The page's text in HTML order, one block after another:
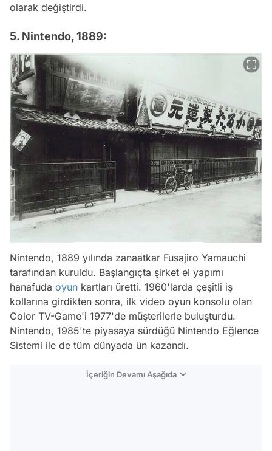
olarak değiştirdi.
5. Nintendo, 1889:
Nintendo, 1889 yılında zanaatkar Fusajiro Yamauchi
tarafından kuruldu. Başlangıçta şirket el yapımı
hanafuda oyun kartları üretti. 1960'larda çeşitli iş
kollarına girdikten sonra, ilk video oyun konsolu olan
Color TV-Game'i 1977'de müşterilerle buluşturdu.
Nintendo, 1985'te piyasaya sürdüğü Nintendo Eğlence
Sistemi ile de tüm dünyada ün kazandı.
İçeriğin Devamı Aşağıda